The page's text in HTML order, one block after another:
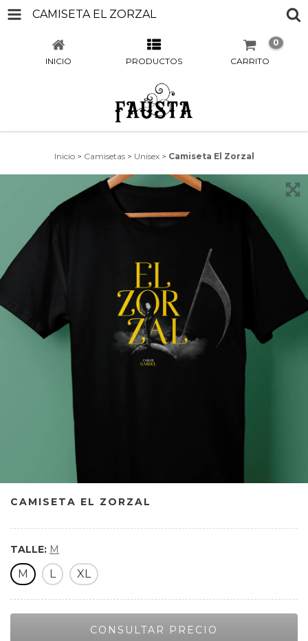
CAMISETA EL ZORZAL
INICIO PRODUCTOS CARRITO
0
Inicio > Camisetas > Unisex > Camiseta El Zorzal
CAMISETA EL ZORZAL
TALLE: M
M L XL